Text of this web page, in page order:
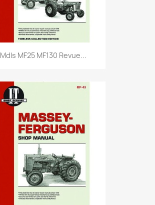
Mdls MF25 MF130 Revue...